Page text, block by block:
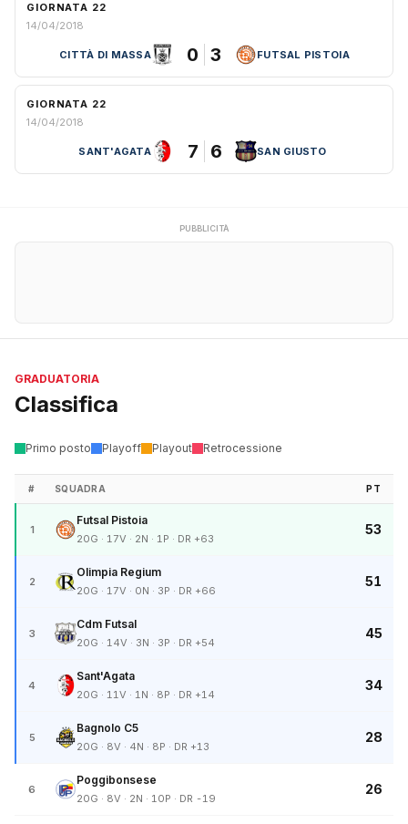
GIORNATA 22
14/04/2018
CITTÀ DI MASSA 0 3 FUTSAL PISTOIA
GIORNATA 22
14/04/2018
SANT'AGATA 7 6 SAN GIUSTO
PUBBLICITÀ
GRADUATORIA
Classifica
Primo posto Playoff Playout Retrocessione
# SQUADRA PT
1
Futsal Pistoia
20G · 17V · 2N · 1P · DR +63
53
2
Olimpia Regium
20G · 17V · 0N · 3P · DR +66
51
3
Cdm Futsal
20G · 14V · 3N · 3P · DR +54
45
4
Sant'Agata
20G · 11V · 1N · 8P · DR +14
34
5
Bagnolo C5
20G · 8V · 4N · 8P · DR +13
28
6
Poggibonsese
20G · 8V · 2N · 10P · DR -19
26